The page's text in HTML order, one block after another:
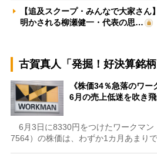
【追及スクープ・みんなで大家さん
明かされる柳瀬健一・代表の思…
古賀真人「発掘！好決算銘柄
《株価34％急落のワー
6月の売上低迷を吹き
6月3日に8330円をつけたワークマン
7564）の株価は、わずか1カ月あまり